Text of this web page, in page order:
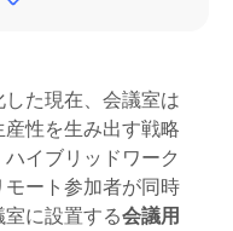
接続性と互換性を
設置方法と運用性
た現在、会議室は
性を生み出す戦略
イブリッドワーク
ート参加者が同時
に設置する会議用